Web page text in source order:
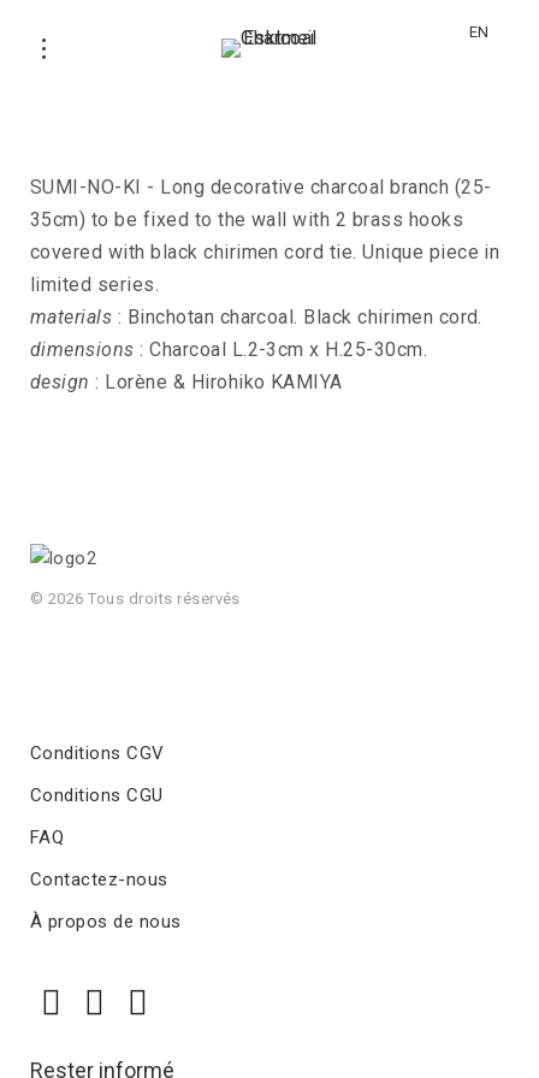
EN
SUMI-NO-KI - Long decorative charcoal branch (25-
35cm) to be fixed to the wall with 2 brass hooks
covered with black chirimen cord tie. Unique piece in
limited series.
materials : Binchotan charcoal. Black chirimen cord.
dimensions : Charcoal L.2-3cm x H.25-30cm.
design : Lorène & Hirohiko KAMIYA
© 2026 Tous droits réservés
Conditions CGV
Conditions CGU
FAQ
Contactez-nous
À propos de nous
Rester informé